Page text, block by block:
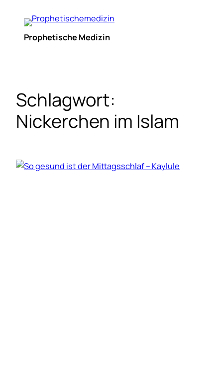
Inhalt
springenProphetische Medizin
Schlagwort:
Nickerchen im Islam